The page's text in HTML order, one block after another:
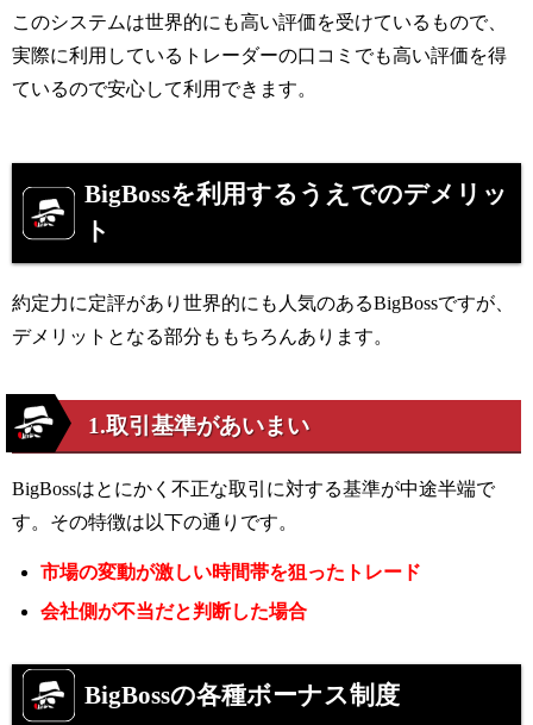
このシステムは世界的にも高い評価を受けているもので、
実際に利用しているトレーダーの口コミでも高い評価を得
ているので安心して利用できます。
BigBossを利用するうえでのデメリッ
ト
約定力に定評があり世界的にも人気のあるBigBossですが、
デメリットとなる部分ももちろんあります。
1.取引基準があいまい
BigBossはとにかく不正な取引に対する基準が中途半端で
す。その特徴は以下の通りです。
市場の変動が激しい時間帯を狙ったトレード
会社側が不当だと判断した場合
BigBossの各種ボーナス制度